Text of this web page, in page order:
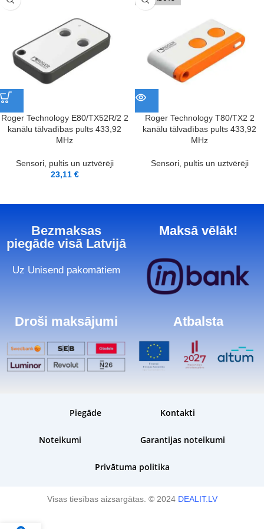
Roger Technology E80/TX52R/2 2
kanālu tālvadības pults 433,92
MHz
Sensori, pultis un uztvērēji
23,11 €
Roger Technology T80/TX2 2
kanālu tālvadības pults 433,92
MHz
Sensori, pultis un uztvērēji
Bezmaksas
piegāde visā Latvijā
Uz Unisend pakomātiem
Maksā vēlāk!
Droši maksājumi Atbalsta
Piegāde Kontakti
Noteikumi Garantijas noteikumi
Privātuma politika
Visas tiesības aizsargātas. © 2024 DEALIT.LV